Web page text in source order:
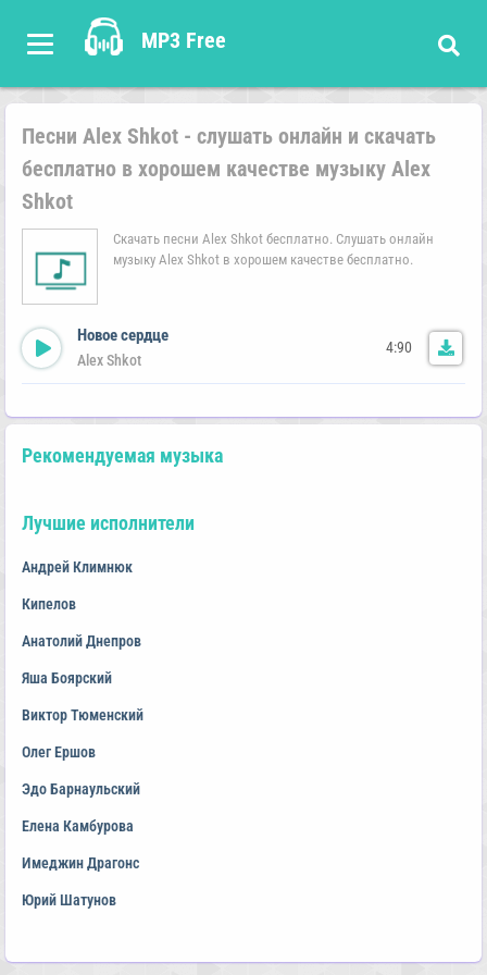
MP3 Free
Песни Alex Shkot - слушать онлайн и скачать
бесплатно в хорошем качестве музыку Alex
Shkot
Скачать песни Alex Shkot бесплатно. Слушать онлайн
музыку Alex Shkot в хорошем качестве бесплатно.
Новое сердце
Alex Shkot
4:90
Рекомендуемая музыка
Лучшие исполнители
Андрей Климнюк
Кипелов
Анатолий Днепров
Яша Боярский
Виктор Тюменский
Олег Ершов
Эдо Барнаульский
Елена Камбурова
Имеджин Драгонс
Юрий Шатунов